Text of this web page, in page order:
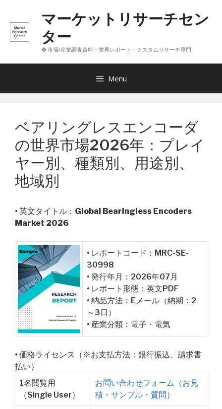
へ
マーケットリサーチセン
ター
❖ 市場/産業調査資料・業界レポート・カスタムリサーチ専門
Menu
ベアリングレスエンコーダ
の世界市場2026年：プレイ
ヤー別、種類別、用途別、
地域別
• 英文タイトル： Global Bearingless Encoders
Market 2026
• レポートコード：MRC-SE-
30998
• 発行年月：2026年07月
• レポート形態：英文PDF
• 納品方法：Eメール（納期：2
～3日）
• 産業分類：電子・電気
• 価格ライセンス（※お支払方法：銀行振込、請求書
払い）
1名閲覧用
（Single User）
お問い合わせフォーム（お見
積・サンプル・質問）